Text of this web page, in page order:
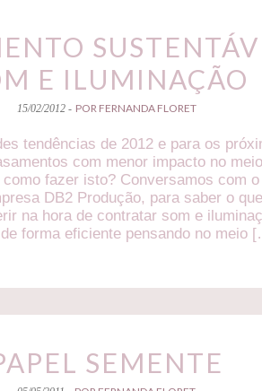
E ILUMINAÇÃO
15/02/2012 - POR FERNANDA FLORET
tendências de 2012 e para os
com menor impacto no
fazer isto? Conversamos com
DB2 Produção, para saber o
na hora de contratar som e
forma eficiente pensando no meio
SEMENTE